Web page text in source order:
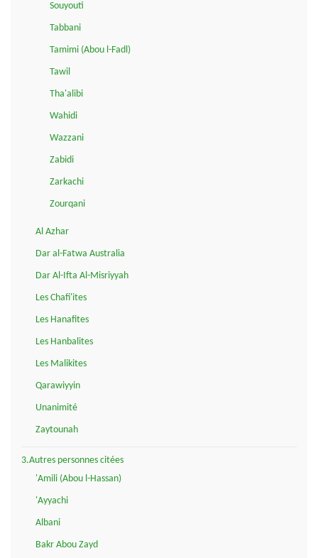
Souyouti
Tabbani
Tamimi (Abou l-Fadl)
Tawil
Tha'alibi
Wahidi
Wazzani
Zabidi
Zarkachi
Zourqani
Al Azhar
Dar al-Fatwa Australia
Dar Al-Ifta Al-Misriyyah
Les Chafi'ites
Les Hanafites
Les Hanbalites
Les Malikites
Qarawiyyin
Unanimité
Zaytounah
3.Autres personnes citées
'Amili (Abou l-Hassan)
'Ayyachi
Albani
Bakr Abou Zayd